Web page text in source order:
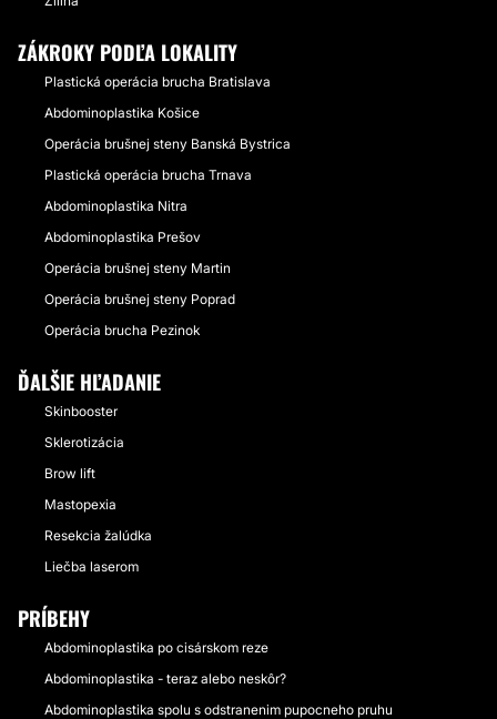
ZÁKROKY PODĽA LOKALITY
Plastická operácia brucha Bratislava
Abdominoplastika Košice
Operácia brušnej steny Banská Bystrica
Plastická operácia brucha Trnava
Abdominoplastika Nitra
Abdominoplastika Prešov
Operácia brušnej steny Martin
Operácia brušnej steny Poprad
Operácia brucha Pezinok
ĎALŠIE HĽADANIE
Skinbooster
Sklerotizácia
Brow lift
Mastopexia
Resekcia žalúdka
Liečba laserom
PRÍBEHY
Abdominoplastika po cisárskom reze
Abdominoplastika - teraz alebo neskôr?
Abdominoplastika spolu s odstranenim pupocneho pruhu